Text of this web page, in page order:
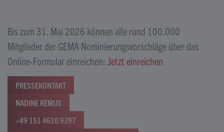
Bis zum 31. Mai 2026 können alle rund 100.000
Mitglieder der GEMA Nominierungsvorschläge über das
Online-Formular einreichen: Jetzt einreichen
PRESSEKONTAKT
NADINE REMUS
+49 151 4610 9397